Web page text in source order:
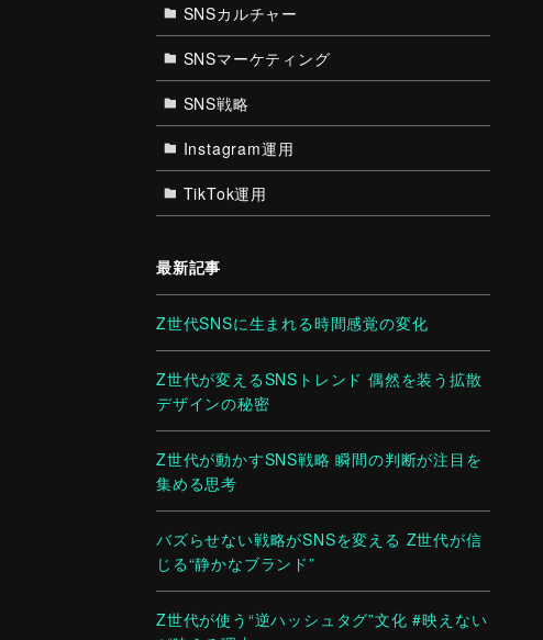
SNSカルチャー
SNSマーケティング
SNS戦略
Instagram運用
TikTok運用
最新記事
Z世代SNSに生まれる時間感覚の変化
Z世代が変えるSNSトレンド 偶然を装う拡散
デザインの秘密
Z世代が動かすSNS戦略 瞬間の判断が注目を
集める思考
バズらせない戦略がSNSを変える Z世代が信
じる“静かなブランド”
Z世代が使う“逆ハッシュタグ”文化 #映えない